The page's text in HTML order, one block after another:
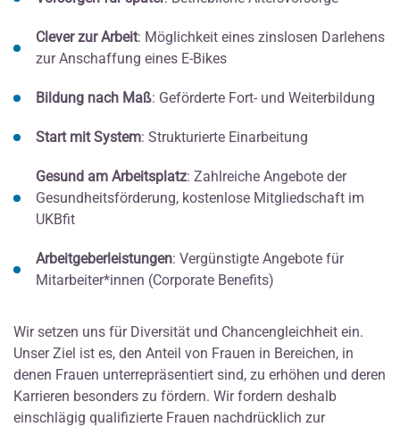
Clever zur Arbeit: Möglichkeit eines zinslosen Darlehens
zur Anschaffung eines E-Bikes
Bildung nach Maß: Geförderte Fort- und Weiterbildung
Start mit System: Strukturierte Einarbeitung
Gesund am Arbeitsplatz: Zahlreiche Angebote der
Gesundheitsförderung, kostenlose Mitgliedschaft im
UKBfit
Arbeitgeberleistungen: Vergünstigte Angebote für
Mitarbeiter*innen (Corporate Benefits)
Wir setzen uns für Diversität und Chancengleichheit ein.
Unser Ziel ist es, den Anteil von Frauen in Bereichen, in
denen Frauen unterrepräsentiert sind, zu erhöhen und deren
Karrieren besonders zu fördern. Wir fordern deshalb
einschlägig qualifizierte Frauen nachdrücklich zur